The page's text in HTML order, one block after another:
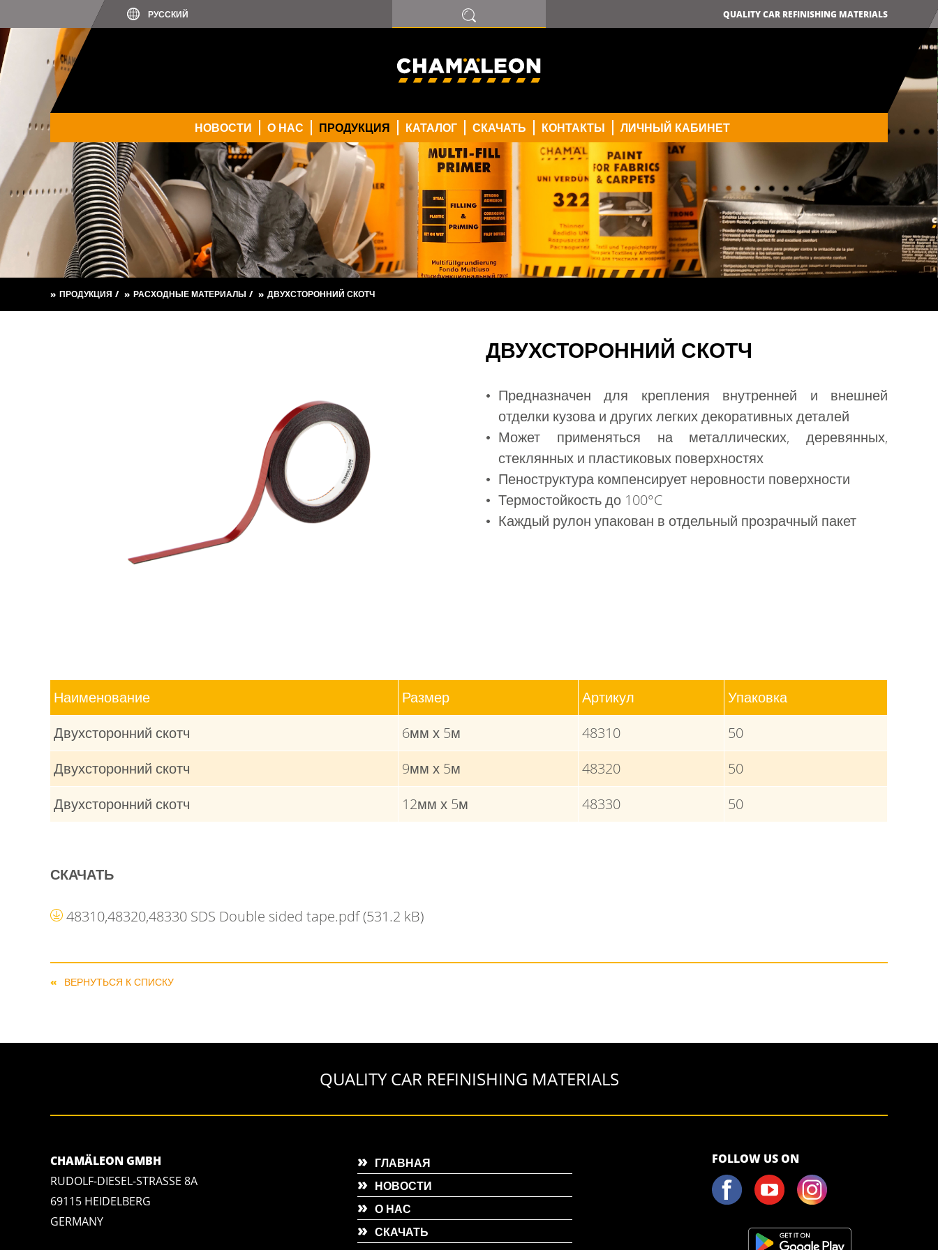
QUALITY CAR REFINISHING MATERIALS
НОВОСТИ О НАС ПРОДУКЦИЯ КАТАЛОГ СКАЧАТЬ КОНТАКТЫ ЛИЧНЫЙ КАБИНЕТ
ПРОДУКЦИЯ РАСХОДНЫЕ МАТЕРИАЛЫ ДВУХСТОРОННИЙ СКОТЧ
ДВУХСТОРОННИЙ СКОТЧ
Предназначен для крепления внутренней и внешней
отделки кузова и других легких декоративных деталей
Может применяться на металлических, деревянных,
стеклянных и пластиковых поверхностях
Пеноструктура компенсирует неровности поверхности
Термостойкость до 100°C
Каждый рулон упакован в отдельный прозрачный пакет
Наименование Размер Артикул
Упаковка
Двухсторонний скотч
6мм х 5м 48310
50
Двухсторонний скотч
9мм х 5м 48320
50
Двухсторонний скотч
12мм х 5м 48330 50
СКАЧАТЬ
48310,48320,48330 SDS Double sided tape.pdf(531.2 kB)
ВЕРНУТЬСЯ К СПИСКУ
QUALITY CAR REFINISHING MATERIALS
CHAMÄLEON GMBH
RUDOLF-DIESEL-STRASSE 8A
69115 HEIDELBERG
GERMANY
ГЛАВНАЯ
НОВОСТИ
О НАС
СКАЧАТЬ
FOLLOW US ON